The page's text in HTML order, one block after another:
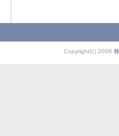
Copyright(c) 2008